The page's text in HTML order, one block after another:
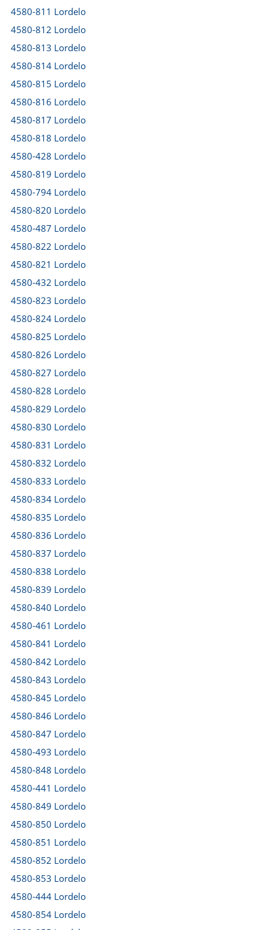
4580-811 Lordelo
4580-812 Lordelo
4580-813 Lordelo
4580-814 Lordelo
4580-815 Lordelo
4580-816 Lordelo
4580-817 Lordelo
4580-818 Lordelo
4580-428 Lordelo
4580-819 Lordelo
4580-794 Lordelo
4580-820 Lordelo
4580-487 Lordelo
4580-822 Lordelo
4580-821 Lordelo
4580-432 Lordelo
4580-823 Lordelo
4580-824 Lordelo
4580-825 Lordelo
4580-826 Lordelo
4580-827 Lordelo
4580-828 Lordelo
4580-829 Lordelo
4580-830 Lordelo
4580-831 Lordelo
4580-832 Lordelo
4580-833 Lordelo
4580-834 Lordelo
4580-835 Lordelo
4580-836 Lordelo
4580-837 Lordelo
4580-838 Lordelo
4580-839 Lordelo
4580-840 Lordelo
4580-461 Lordelo
4580-841 Lordelo
4580-842 Lordelo
4580-843 Lordelo
4580-845 Lordelo
4580-846 Lordelo
4580-847 Lordelo
4580-493 Lordelo
4580-848 Lordelo
4580-441 Lordelo
4580-849 Lordelo
4580-850 Lordelo
4580-851 Lordelo
4580-852 Lordelo
4580-853 Lordelo
4580-444 Lordelo
4580-854 Lordelo